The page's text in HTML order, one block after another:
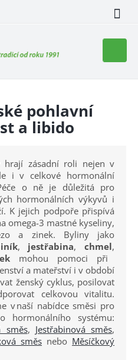
košík
pohlavní
a libido
hrají zásadní roli nejen v
i v celkové hormonální
o ně je důležitá pro
hormonálních výkyvů i
K jejich podpoře přispívá
omega-3 mastné kyseliny,
a zinek. Byliny jako
, jestřabina, chmel,
mohou pomoci při
a mateřství i v období
ženský cyklus, posilovat
celkovou vitalitu.
v naší nabídce směsi pro
hormonálního systému:
směs, Jestřabinová směs,
směs nebo Měsíčkový